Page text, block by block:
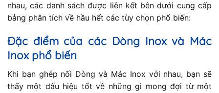
nhau, các danh sách được liên kết bên dưới cung cấp
bảng phân tích về hầu hết các tùy chọn phổ biến:
Đặc điểm của các Dòng Inox và Mác
Inox phổ biến
Khi bạn ghép nối Dòng và Mác Inox với nhau, bạn sẽ
thấy một dấu hiệu tốt về những gì mong đợi từ một